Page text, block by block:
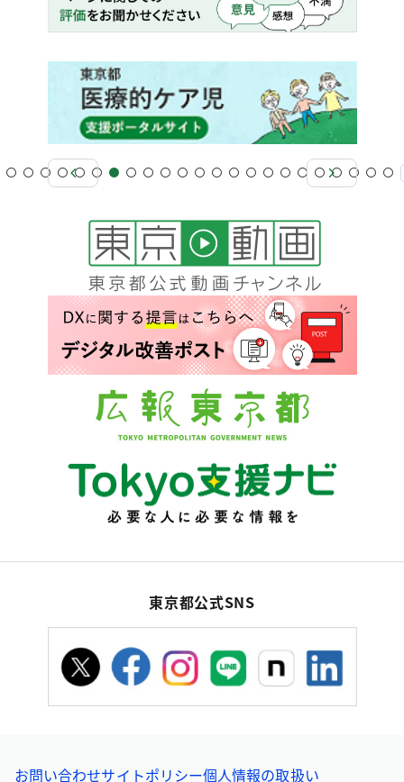
東京都公式SNS
お問い合わせサイトポリシー個人情報の取扱い